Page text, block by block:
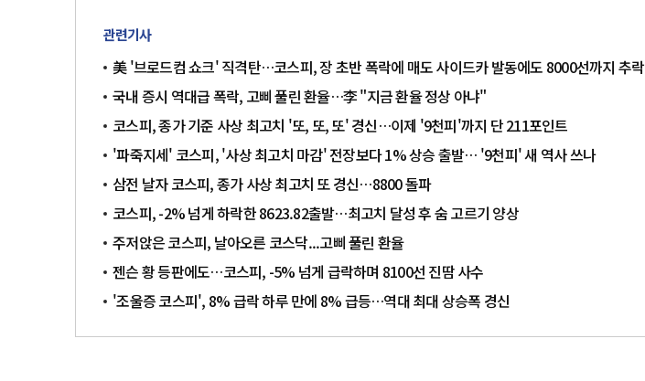
관련기사
美 '브로드컴 쇼크' 직격탄…코스피, 장 초반 폭락에 매도 사이드카 발동에도 8000선까지 추락
국내 증시 역대급 폭락, 고삐 풀린 환율…李 "지금 환율 정상 아냐"
코스피, 종가 기준 사상 최고치 '또, 또, 또' 경신…이제 '9천피'까지 단 211포인트
'파죽지세' 코스피, '사상 최고치 마감' 전장보다 1% 상승 출발… '9천피' 새 역사 쓰나
삼전 날자 코스피, 종가 사상 최고치 또 경신…8800 돌파
코스피, -2% 넘게 하락한 8623.82출발…최고치 달성 후 숨 고르기 양상
주저앉은 코스피, 날아오른 코스닥...고삐 풀린 환율
젠슨 황 등판에도…코스피, -5% 넘게 급락하며 8100선 진땀 사수
'조울증 코스피', 8% 급락 하루 만에 8% 급등…역대 최대 상승폭 경신